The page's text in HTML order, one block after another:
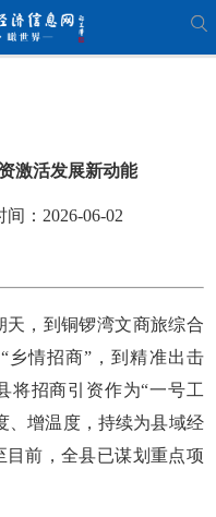
激活发展新动能
：2026-06-02
，到铜锣湾文商旅综合
乡情招商”，到精准出击
将招商引资作为“一号工
、增温度，持续为县域经
前，全县已谋划重点项